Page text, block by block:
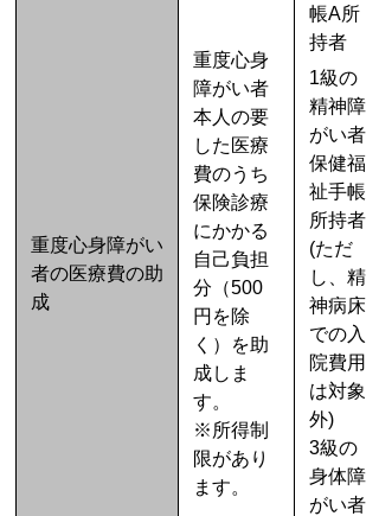
重度心身障がい
者の医療費の助
成
重度心身
障がい者
本人の要
した医療
費のうち
保険診療
にかかる
自己負担
分（500
円を除
く）を助
成しま
す。
※所得制
限があり
ます。
帳A所
持者
1級の
精神障
がい者
保健福
祉手帳
所持者
(ただ
し、精
神病床
での入
院費用
は対象
外)
3級の
身体障
がい者